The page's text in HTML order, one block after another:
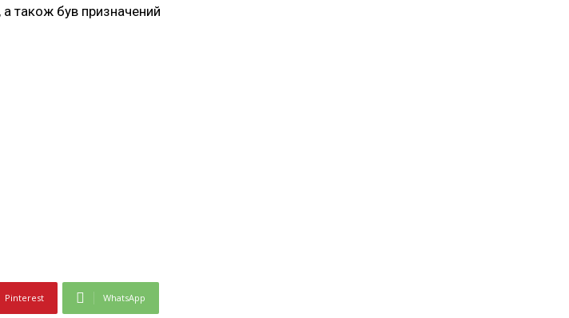
а також був призначений
Pinterest WhatsApp